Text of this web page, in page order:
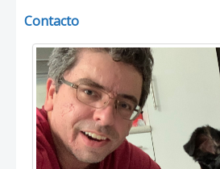
Contacto
Posición: